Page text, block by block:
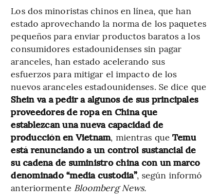
Los dos minoristas chinos en línea, que han
estado aprovechando la norma de los paquetes
pequeños para enviar productos baratos a los
consumidores estadounidenses sin pagar
aranceles, han estado acelerando sus
esfuerzos para mitigar el impacto de los
nuevos aranceles estadounidenses. Se dice que
Shein va a pedir a algunos de sus principales
proveedores de ropa en China que
establezcan una nueva capacidad de
producción en Vietnam, mientras que Temu
está renunciando a un control sustancial de
su cadena de suministro china con un marco
denominado “media custodia”, según informó
anteriormente Bloomberg News.